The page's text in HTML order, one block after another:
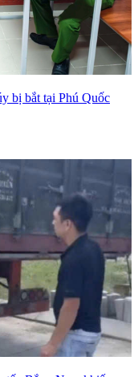
bị bắt tại Phú Quốc